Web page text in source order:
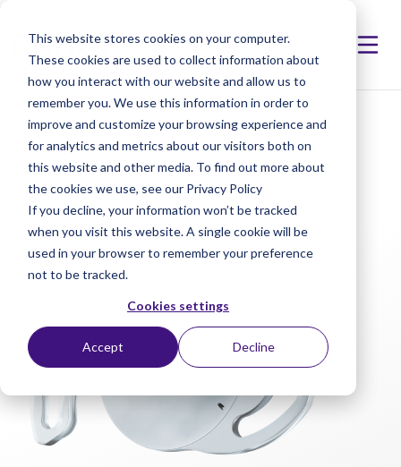
This website stores cookies on your computer.
These cookies are used to collect information about
how you interact with our website and allow us to
remember you. We use this information in order to
improve and customize your browsing experience and
for analytics and metrics about our visitors both on
this website and other media. To find out more about
the cookies we use, see our Privacy Policy
If you decline, your information won’t be tracked
when you visit this website. A single cookie will be
used in your browser to remember your preference
not to be tracked.
Cookies settings
Accept Decline
< Producten < Precizon Go Toric